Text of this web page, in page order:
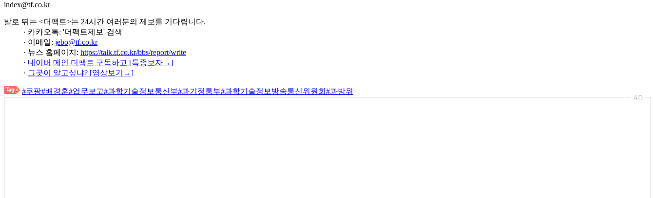
index@tf.co.kr
발로 뛰는 <더팩트>는 24시간 여러분의 제보를 기다립니다.
· 카카오톡: '더팩트제보' 검색
· 이메일: jebo@tf.co.kr
· 뉴스 홈페이지: https://talk.tf.co.kr/bbs/report/write
· 네이버 메인 더팩트 구독하고 [특종보자→]
· 그곳이 알고싶냐? [영상보기→]
#쿠팡#배경훈#업무보고#과학기술정보통신부#과기정통부#과학기술정보방송통신위원회 #과방위
AD